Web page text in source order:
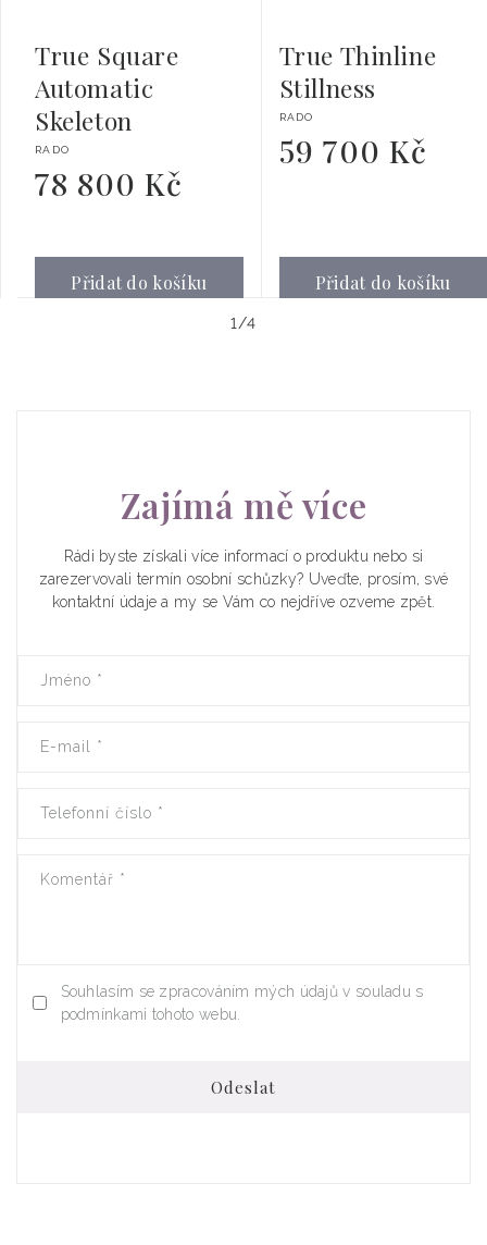
True Square
Automatic
Skeleton
Dodavatel:
RADO
Běžná
cena
78 800 Kč
Přidat do košíku
True Thinline
Stillness
Dodavatel:
RADO
Běžná
cena
59 700 Kč
Přidat do košíku
1 /z4
Zajímá mě více
Rádi byste získali více informací o produktu nebo si
zarezervovali termín osobní schůzky? Uveďte, prosím, své
kontaktní údaje a my se Vám co nejdříve ozveme zpět.
Jméno *
E-mail *
Telefonní číslo *
Komentář *
Souhlasím se zpracováním mých údajů v souladu s
podmínkami tohoto webu.
Odeslat